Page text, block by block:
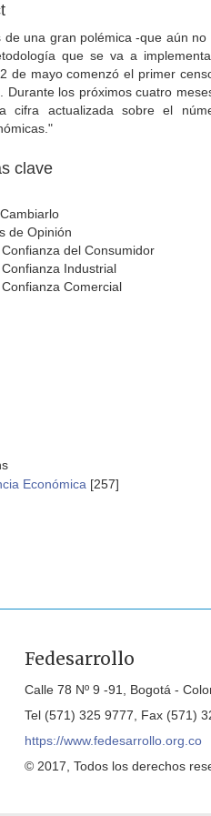
de una gran polémica -que aún
que se va a
de mayo comenzó el primer
Durante los próximos cuatro
cifra actualizada sobre el
clave
de Opinión
del Consumidor
Industrial
Comercial
Económica [257]
Fedesarrollo
Calle 78 Nº 9 -91, Bogotá -
Tel (571) 325 9777, Fax (571)
https://www.fedesarrollo.org.co
© 2017, Todos los derechos